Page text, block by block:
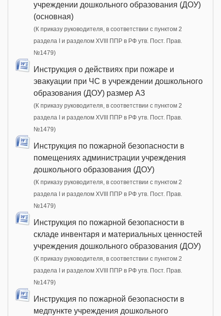
учреждении дошкольного образования (ДОУ)
(основная)
(К приказу руководителя, в соответствии с пунктом 2
раздела I и разделом XVIII ППР в РФ утв. Пост. Прав.
№1479)
Инструкция о действиях при пожаре и
эвакуации при ЧС в учреждении дошкольного
образования (ДОУ) размер А3
(К приказу руководителя, в соответствии с пунктом 2
раздела I и разделом XVIII ППР в РФ утв. Пост. Прав.
№1479)
Инструкция по пожарной безопасности в
помещениях администрации учреждения
дошкольного образования (ДОУ)
(К приказу руководителя, в соответствии с пунктом 2
раздела I и разделом XVIII ППР в РФ утв. Пост. Прав.
№1479)
Инструкция по пожарной безопасности в
складе инвентаря и материальных ценностей
учреждения дошкольного образования (ДОУ)
(К приказу руководителя, в соответствии с пунктом 2
раздела I и разделом XVIII ППР в РФ утв. Пост. Прав.
№1479)
Инструкция по пожарной безопасности в
медпункте учреждения дошкольного